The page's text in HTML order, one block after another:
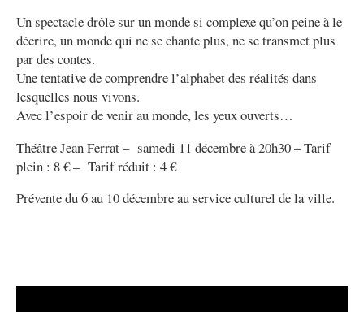
Un spectacle drôle sur un monde si complexe qu’on peine à le
décrire, un monde qui ne se chante plus, ne se transmet plus
par des contes.
Une tentative de comprendre l’alphabet des réalités dans
lesquelles nous vivons.
Avec l’espoir de venir au monde, les yeux ouverts…
Théâtre Jean Ferrat – samedi 11 décembre à 20h30 – Tarif
plein : 8 € – Tarif réduit : 4 €
Prévente du 6 au 10 décembre au service culturel de la ville.